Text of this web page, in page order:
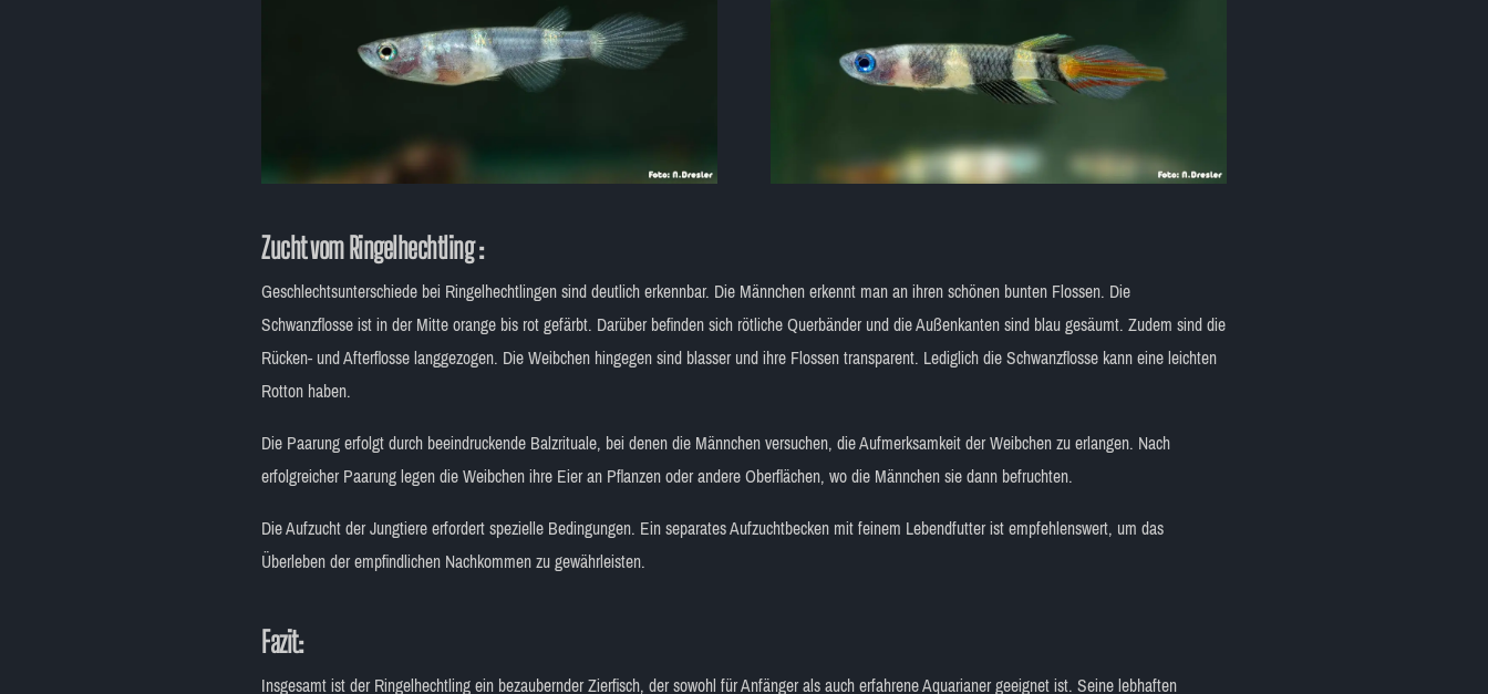
Zucht vom Ringelhechtling :
Geschlechtsunterschiede bei Ringelhechtlingen sind deutlich erkennbar. Die Männchen erkennt man an ihren schönen bunten Flossen. Die
Schwanzflosse ist in der Mitte orange bis rot gefärbt. Darüber befinden sich rötliche Querbänder und die Außenkanten sind blau gesäumt. Zudem sind die
Rücken- und Afterflosse langgezogen. Die Weibchen hingegen sind blasser und ihre Flossen transparent. Lediglich die Schwanzflosse kann eine leichten
Rotton haben.
Die Paarung erfolgt durch beeindruckende Balzrituale, bei denen die Männchen versuchen, die Aufmerksamkeit der Weibchen zu erlangen. Nach
erfolgreicher Paarung legen die Weibchen ihre Eier an Pflanzen oder andere Oberflächen, wo die Männchen sie dann befruchten.
Die Aufzucht der Jungtiere erfordert spezielle Bedingungen. Ein separates Aufzuchtbecken mit feinem Lebendfutter ist empfehlenswert, um das
Überleben der empfindlichen Nachkommen zu gewährleisten.
Fazit:
Insgesamt ist der Ringelhechtling ein bezaubernder Zierfisch, der sowohl für Anfänger als auch erfahrene Aquarianer geeignet ist. Seine lebhaften